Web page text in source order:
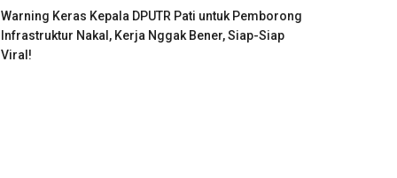
Warning Keras Kepala DPUTR Pati untuk Pemborong
Infrastruktur Nakal, Kerja Nggak Bener, Siap-Siap
Viral!